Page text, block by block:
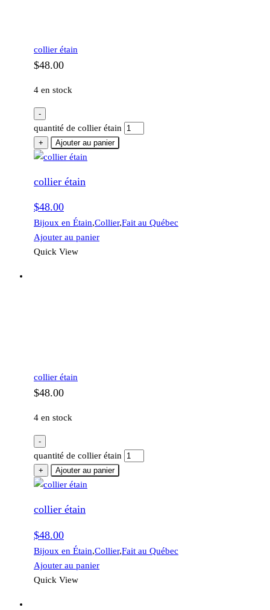
collier étain
$48.00
4 en stock
-
quantité de collier étain
+ Ajouter au panier
collier étain
$48.00
Bijoux en Étain,Collier,Fait au Québec
Ajouter au panier
Quick View
collier étain
$48.00
4 en stock
-
quantité de collier étain
+ Ajouter au panier
collier étain
$48.00
Bijoux en Étain,Collier,Fait au Québec
Ajouter au panier
Quick View